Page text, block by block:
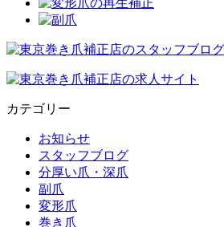
カテゴリー
お知らせ
スタッフブログ
分厚い爪・深爪
副爪
変形爪
巻き爪